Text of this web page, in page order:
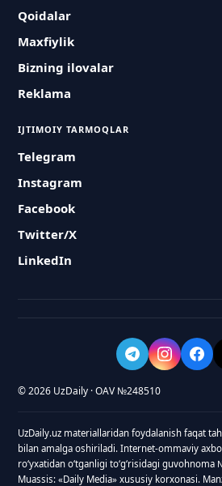
Qoidalar
Maxfiylik
Bizning ilovalar
Reklama
IJTIMOIY TARMOQLAR
Telegram
Instagram
Facebook
Twitter/X
LinkedIn
© 2026 UzDaily · OAV №248510
UzDaily.uz materiallaridan foydalanish faqat
bilan amalga oshiriladi. Internet-ommaviy
roʻyxatidan oʻtganligi toʻgʻrisidagi
Muassis: «Daily Media» xususiy korxonasi.